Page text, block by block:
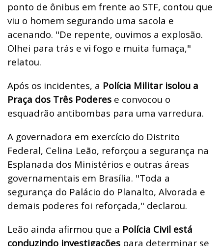
ponto de ônibus em frente ao STF, contou que
viu o homem segurando uma sacola e
acenando. "De repente, ouvimos a explosão.
Olhei para trás e vi fogo e muita fumaça,"
relatou.
Após os incidentes, a Polícia Militar isolou a
Praça dos Três Poderes e convocou o
esquadrão antibombas para uma varredura.
A governadora em exercício do Distrito
Federal, Celina Leão, reforçou a segurança na
Esplanada dos Ministérios e outras áreas
governamentais em Brasília. "Toda a
segurança do Palácio do Planalto, Alvorada e
demais poderes foi reforçada," declarou.
Leão ainda afirmou que a Polícia Civil está
conduzindo investigações para determinar se